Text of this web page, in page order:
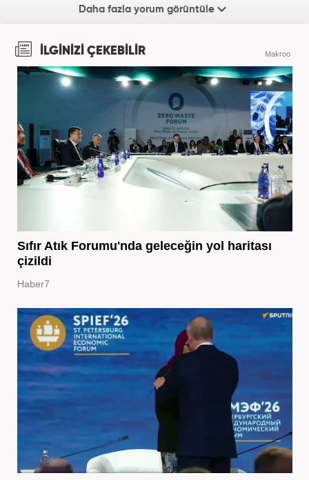
Daha fazla yorum görüntüle
İLGİNİZİ ÇEKEBİLİR Makroo
Sıfır Atık Forumu'nda geleceğin yol haritası
çizildi
Haber7